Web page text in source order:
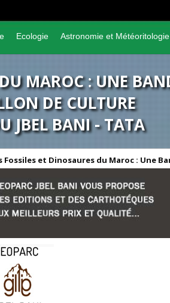
Ecologie Astronomie et Météoritologie
MAROC : UNE
DE CULTURE
JBEL BANI - TATA
Fossiles et Dinosaures du Maroc : Une